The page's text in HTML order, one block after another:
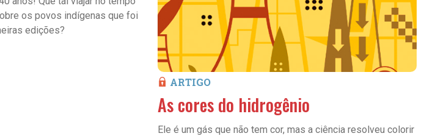
os povos indígenas que foi
edições?
ARTIGO
As cores do hidrogênio
Ele é um gás que não tem cor, mas a ciência resolveu colorir